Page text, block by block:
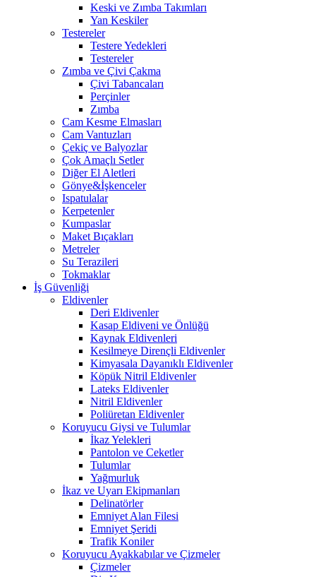
Keski ve Zımba Takımları
Yan Keskiler
Testereler
Testere Yedekleri
Testereler
Zımba ve Çivi Çakma
Çivi Tabancaları
Perçinler
Zımba
Cam Kesme Elmasları
Cam Vantuzları
Çekiç ve Balyozlar
Çok Amaçlı Setler
Diğer El Aletleri
Gönye&İşkenceler
Ispatulalar
Kerpetenler
Kumpaslar
Maket Bıçakları
Metreler
Su Terazileri
Tokmaklar
İş Güvenliği
Eldivenler
Deri Eldivenler
Kasap Eldiveni ve Önlüğü
Kaynak Eldivenleri
Kesilmeye Dirençli Eldivenler
Kimyasala Dayanıklı Eldivenler
Köpük Nitril Eldivenler
Lateks Eldivenler
Nitril Eldivenler
Poliüretan Eldivenler
Koruyucu Giysi ve Tulumlar
İkaz Yelekleri
Pantolon ve Ceketler
Tulumlar
Yağmurluk
İkaz ve Uyarı Ekipmanları
Delinatörler
Emniyet Alan Filesi
Emniyet Şeridi
Trafik Koniler
Koruyucu Ayakkabılar ve Çizmeler
Çizmeler